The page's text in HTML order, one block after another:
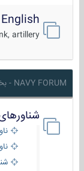
English
artillery ...
NAVY FORUM - بخش نیروی دریایی